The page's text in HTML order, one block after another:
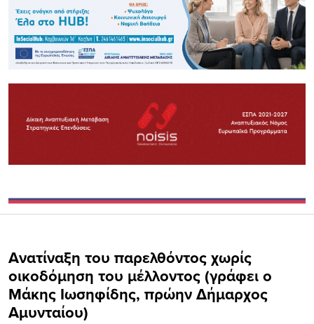
Ανατίναξη του παρελθόντος χωρίς
οικοδόμηση του μέλλοντος (γράφει ο
Μάκης Ιωσηφίδης, πρώην Δήμαρχος
Αμυνταίου)